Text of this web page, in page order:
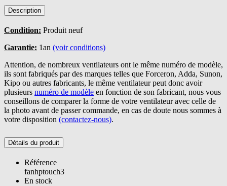
Description
Condition: Produit neuf
Garantie: 1an (voir conditions)
Attention, de nombreux ventilateurs ont le même numéro de modèle,
ils sont fabriqués par des marques telles que Forceron, Adda, Sunon,
Kipo ou autres fabricants, le même ventilateur peut donc avoir
plusieurs numéro de modèle en fonction de son fabricant, nous vous
conseillons de comparer la forme de votre ventilateur avec celle de
la photo avant de passer commande, en cas de doute nous sommes à
votre disposition (contactez-nous).
Détails du produit
Référence
fanhptouch3
En stock